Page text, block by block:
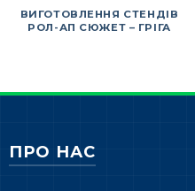
ВИГОТОВЛЕННЯ СТЕНДІВ
РОЛ-АП СЮЖЕТ – ГРІГА
ПРО НАС